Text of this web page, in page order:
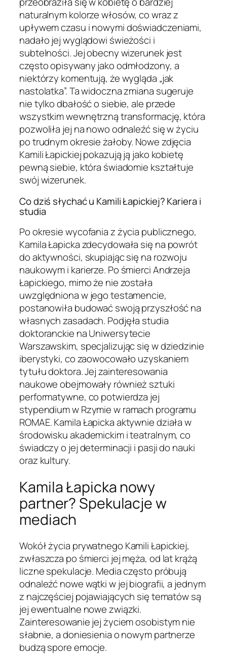
naturalnym kolorze włosów, co wraz z
upływem czasu i nowymi doświadczeniami,
nadało jej wyglądowi świeżości i
subtelności. Jej obecny wizerunek jest
często opisywany jako odmłodzony, a
niektórzy komentują, że wygląda „jak
nastolatka”. Ta widoczna zmiana sugeruje
nie tylko dbałość o siebie, ale przede
wszystkim wewnętrzną transformację, która
pozwoliła jej na nowo odnaleźć się w życiu
po trudnym okresie żałoby. Nowe zdjęcia
Kamili Łapickiej pokazują ją jako kobietę
pewną siebie, która świadomie kształtuje
swój wizerunek.
Co dziś słychać u Kamili Łapickiej? Kariera i
studia
Po okresie wycofania z życia publicznego,
Kamila Łapicka zdecydowała się na powrót
do aktywności, skupiając się na rozwoju
naukowym i karierze. Po śmierci Andrzeja
Łapickiego, mimo że nie została
uwzględniona w jego testamencie,
postanowiła budować swoją przyszłość na
własnych zasadach. Podjęła studia
doktoranckie na Uniwersytecie
Warszawskim, specjalizując się w dziedzinie
iberystyki, co zaowocowało uzyskaniem
tytułu doktora. Jej zainteresowania
naukowe obejmowały również sztuki
performatywne, co potwierdza jej
stypendium w Rzymie w ramach programu
ROMAE. Kamila Łapicka aktywnie działa w
środowisku akademickim i teatralnym, co
świadczy o jej determinacji i pasji do nauki
oraz kultury.
Kamila Łapicka nowy
partner? Spekulacje w
mediach
Wokół życia prywatnego Kamili Łapickiej,
zwłaszcza po śmierci jej męża, od lat krążą
liczne spekulacje. Media często próbują
odnaleźć nowe wątki w jej biografii, a jednym
z najczęściej pojawiających się tematów są
jej ewentualne nowe związki.
Zainteresowanie jej życiem osobistym nie
słabnie, a doniesienia o nowym partnerze
budzą spore emocje.